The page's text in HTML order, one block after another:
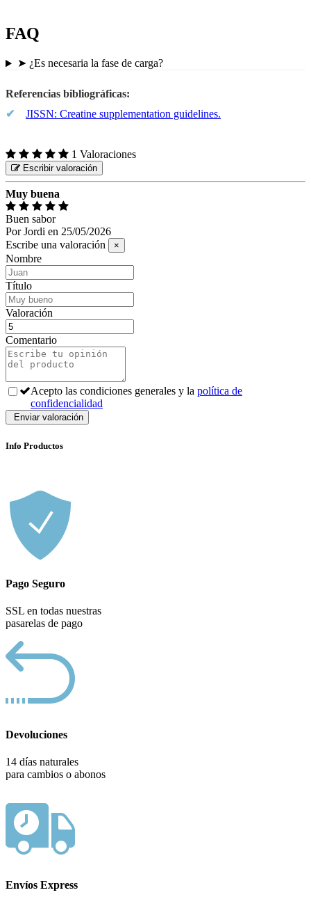
FAQ
➤¿Es necesaria la fase de carga?
Referencias bibliográficas:
✔
JISSN: Creatine supplementation guidelines.
1 Valoraciones
Escribir valoración
Muy buena
Buen sabor
PorJordi en 25/05/2026
Escribe una valoración
×
Nombre
Título
Valoración
Comentario
Acepto las condiciones generales y la política de
confidencialidad
Info Productos
Pago Seguro
SSL en todas nuestras
pasarelas de pago
Devoluciones
14 días naturales
para cambios o abonos
Envíos Express